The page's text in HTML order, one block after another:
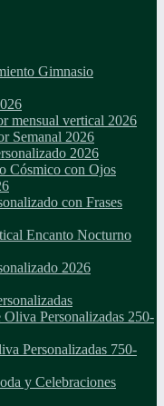
Gimnasio
mensual vertical 2026
Semanal 2026
2026
Cósmico con Ojos
con Frases
Encanto Nocturno
2026
Personalizadas 250-
Personalizadas 750-
y Celebraciones